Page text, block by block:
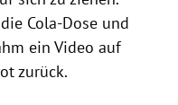
Cola-Dose und
ein Video auf
zurück.